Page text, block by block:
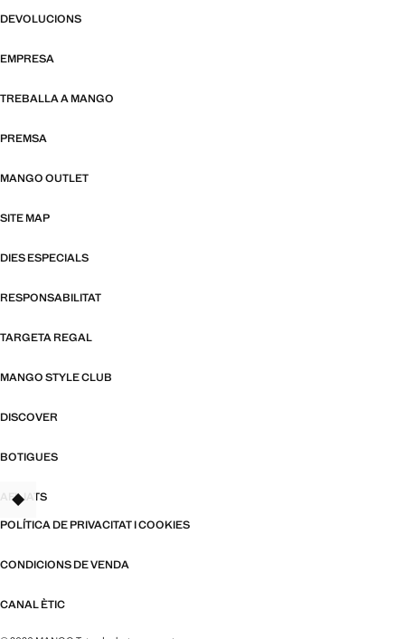
DEVOLUCIONS
EMPRESA
TREBALLA A MANGO
PREMSA
MANGO OUTLET
SITE MAP
DIES ESPECIALS
RESPONSABILITAT
TARGETA REGAL
MANGO STYLE CLUB
DISCOVER
BOTIGUES
AFILIATS
POLÍTICA DE PRIVACITAT I COOKIES
CONDICIONS DE VENDA
CANAL ÈTIC